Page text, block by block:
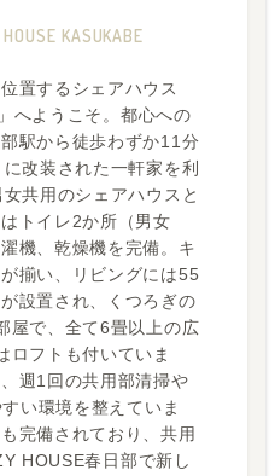
KASUKABE
画像一覧
運営者
置するシェアハウス
へようこそ。都心への
駅から徒歩わずか11分
改装された一軒家を利
共用のシェアハウスと
トイレ2か所（男女
機、乾燥機を完備。キ
揃い、リビングには55
設置され、くつろぎの
屋で、全て6畳以上の広
ロフトも付いていま
週1回の共用部清掃や
い環境を整えていま
完備されており、共用
HOUSE春日部で新し